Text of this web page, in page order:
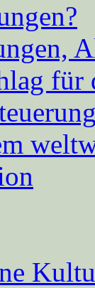
für